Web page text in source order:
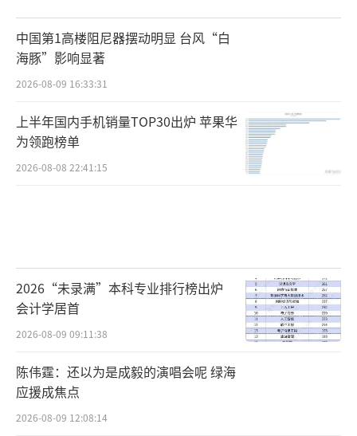
中国第1高楼阻尼器摆动明显 台风“白
海豚”影响显著
2026-08-09 16:33:31
上半年国内手机销量TOP30出炉 苹果华
为领跑榜单
2026-08-08 22:41:15
2026“未录满”本科专业排行榜出炉
会计学居首
2026-08-09 09:11:38
陈伟霆：还以为是成毅的演唱会呢 绿海
应援成焦点
2026-08-09 12:08:14